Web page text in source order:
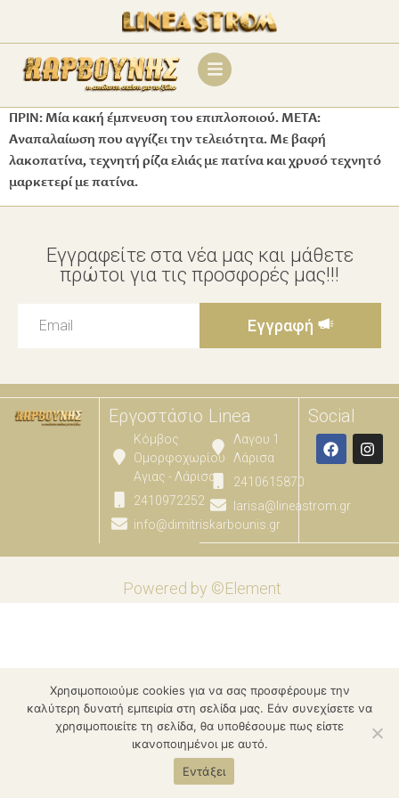
ΠΡΙΝ: Μία κακή έμπνευση του επιπλοποιού. META:
Αναπαλαίωση που αγγίζει την τελειότητα. Με βαφή
λακοπατίνα, τεχνητή ρίζα ελιάς με πατίνα και χρυσό τεχνητό
μαρκετερί με πατίνα.
Εγγραφείτε στα νέα μας και μάθετε
πρώτοι για τις προσφορές μας!!!
Εγγραφή
Εργοστάσιο
Κόμβος
Ομορφοχωρίου
Αγιας - Λάρισας
2410972252
info@dimitriskarbounis.gr
Linea
Λαγου 1
Λάρισα
2410615870
larisa@lineastrom.gr
Social
Powered by ©Element
Χρησιμοποιούμε cookies για να σας προσφέρουμε την
καλύτερη δυνατή εμπειρία στη σελίδα μας. Εάν συνεχίσετε να
χρησιμοποιείτε τη σελίδα, θα υποθέσουμε πως είστε
ικανοποιημένοι με αυτό.
Εντάξει